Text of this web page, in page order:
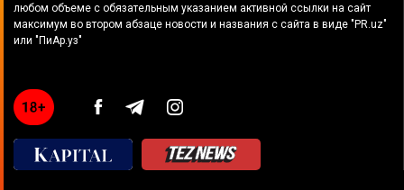
любом объеме с обязательным указанием активной ссылки на сайт
максимум во втором абзаце новости и названия с сайта в виде "PR.uz"
или "ПиАр.уз"